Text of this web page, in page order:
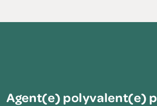
Agent(e) polyvalent(e)